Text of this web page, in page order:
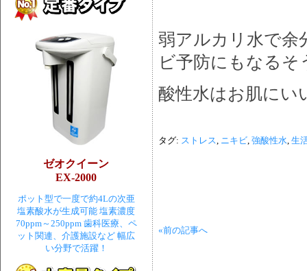
ゼオクイーン
EX-2000
ポット型で一度で約4Lの次亜
塩素酸水が生成可能 塩素濃度
70ppm～250ppm 歯科医療、ペ
ット関連、介護施設など 幅広
い分野で活躍！
弱アルカリ水で余
ビ予防にもなるそ
酸性水はお肌にい
タグ: ストレス, ニキビ, 強酸性水, 生
«前の記事へ